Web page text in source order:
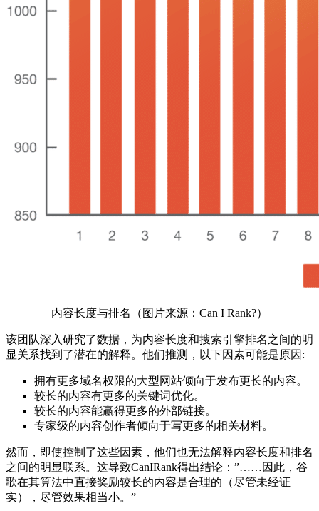
内容长度与排名（图片来源：Can I Rank?）
该团队深入研究了数据，为内容长度和搜索引擎排名之间的明
显关系找到了潜在的解释。他们推测，以下因素可能是原因:
拥有更多域名权限的大型网站倾向于发布更长的内容。
较长的内容有更多的关键词优化。
较长的内容能赢得更多的外部链接。
专家级的内容创作者倾向于写更多的相关材料。
然而，即使控制了这些因素，他们也无法解释内容长度和排名
之间的明显联系。这导致CanIRank得出结论：”……因此，谷
歌在其算法中直接奖励较长的内容是合理的（尽管未经证
实），尽管效果相当小。”